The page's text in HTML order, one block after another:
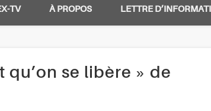
TV À PROPOS LETTRE
se libère » de